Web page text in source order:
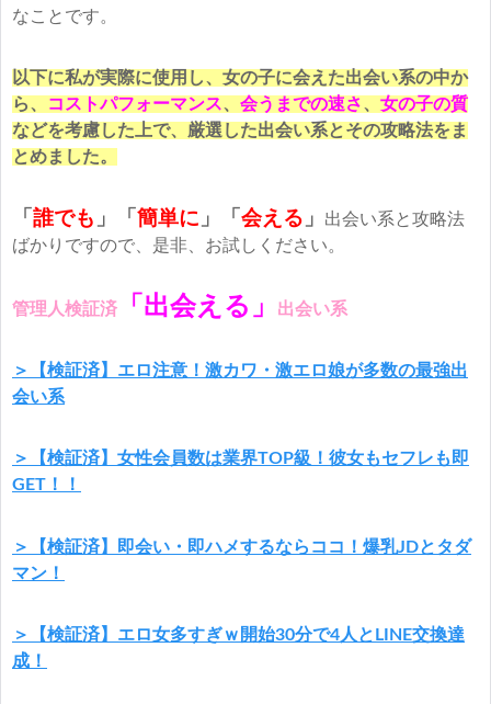
なことです。
以下に私が実際に使用し、女の子に会えた出会い系の中か
ら、
コストパフォーマンス、 会うまでの速さ、 女の子の質
などを考慮した上で、厳選した出会い系とその攻略法をま
とめました。
「 誰でも 」「 簡単に 」 「 会える 」
出会い系と攻略法
ばかりですので、是非、お試しください。
管理人検証済 「出会える」 出会い系
＞【検証済】エロ注意！激カワ・激エロ娘が多数の最強出
会い系
＞【検証済】女性会員数は業界TOP級！彼女もセフレも即
GET！！
＞【検証済】即会い・即ハメするならココ！爆乳JDとタダ
マン！
＞【検証済】エロ女多すぎｗ開始30分で4人とLINE交換達
成！